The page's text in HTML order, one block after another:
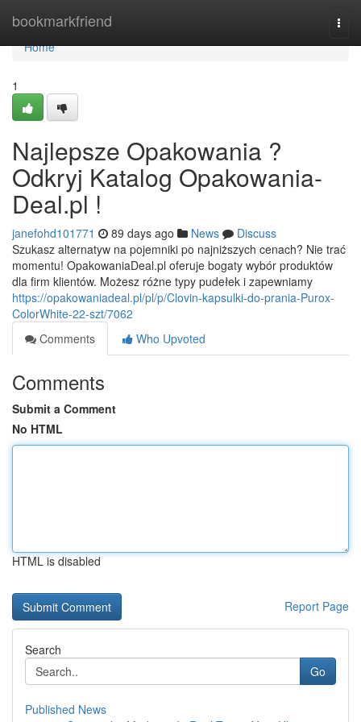
bookmarkfriend
Home
Home
1
Najlepsze Opakowania ?
Odkryj Katalog Opakowania-
Deal.pl !
janefohd101771 89 days ago News
Discuss
Szukasz alternatyw na pojemniki po najniższych cenach? Nie trać
momentu! OpakowaniaDeal.pl oferuje bogaty wybór produktów
dla firm klientów. Możesz różne typy pudełek i zapewniamy
https://opakowaniadeal.pl/pl/p/Clovin-kapsulki-do-prania-Purox-
ColorWhite-22-szt/7062
Comments
Who Upvoted
Comments
Submit a Comment
No HTML
HTML is disabled
Report Page
Search
Go
Published News